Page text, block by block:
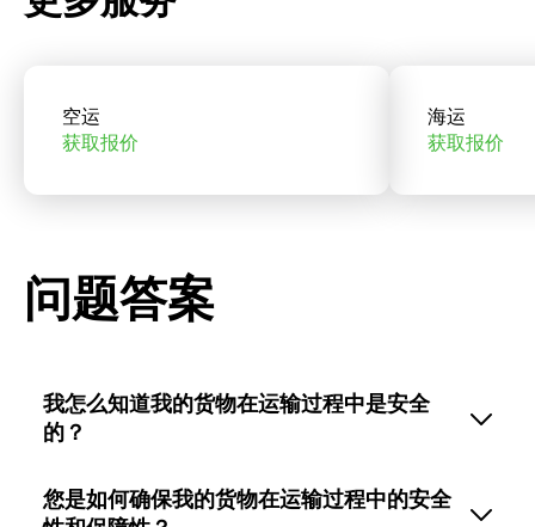
空运
获取报价
海运
获取报价
问题答案
我怎么知道我的货物在运输过程中是安全
的？
您是如何确保我的货物在运输过程中的安全